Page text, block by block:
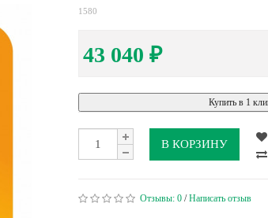
1580
43 040₽
Купить в 1
В КОРЗИНУ
Отзывы:0 /Написать отзыв